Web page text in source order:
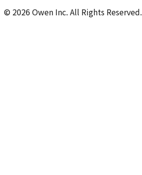
© 2026Owen Inc. All Rights Reserved.